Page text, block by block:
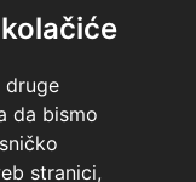
druge
da bismo
stranici,